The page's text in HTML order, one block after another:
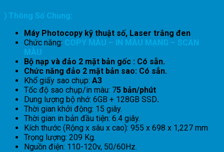
〉 Thông Số Chung:
Máy Photocopy kỹ thuật số, Laser trắng đen
Chức năng: COPY MÀU – IN MÀU MẠNG – SCAN
MÀU
Bộ nạp và đảo 2 mặt bản gốc : Có sẵn.
Chức năng đảo 2 mặt bản sao: Có sẳn.
Khổ giấy sao chụp: A3
Tốc độ sao chụp/in màu: 75 bản/phút
Dung lượng bộ nhớ: 6GB + 128GB SSD.
Thời gian khởi động: 15 giây.
Thời gian in bản đầu tiện: 6.4 giây.
Kích thước (Rộng x sâu x cao): 955 x 698 x 1,227 mm
Trọng lượng: 209 Kg.
Nguồn điện: 110-120v, 50/60Hz.